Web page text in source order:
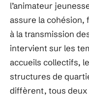
l’animateur
assure la cohésion,
à la transmission
intervient sur les
accueils collectifs,
structures de
diffèrent, tous